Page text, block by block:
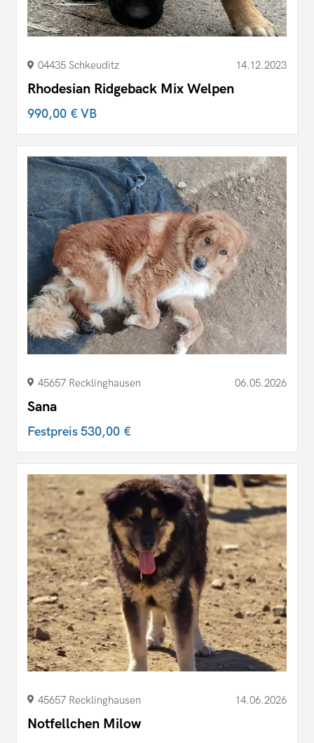
04435 Schkeuditz 14.12.2023
Rhodesian Ridgeback Mix Welpen
990,00 €VB
45657 Recklinghausen 06.05.2026
Sana
Festpreis530,00 €
45657 Recklinghausen 14.06.2026
Notfellchen Milow